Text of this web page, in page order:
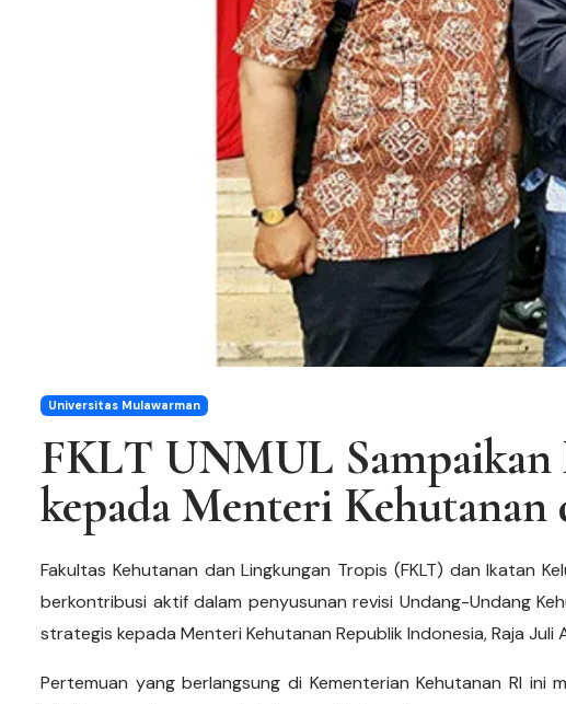
Universitas Mulawarman
FKLT UNMUL Sampaikan
kepada Menteri
Fakultas Kehutanan dan Lingkungan Tropis (FKLT) dan Ikatan
berkontribusi aktif dalam penyusunan revisi Undang-Undang
strategis kepada Menteri Kehutanan Republik Indonesia, Raja Juli
Pertemuan yang berlangsung di Kementerian Kehutanan RI ini